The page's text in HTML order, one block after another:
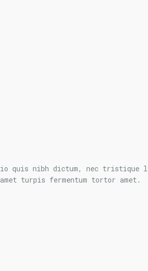
quis nibh dictum, nec tristique
turpis fermentum tortor amet.